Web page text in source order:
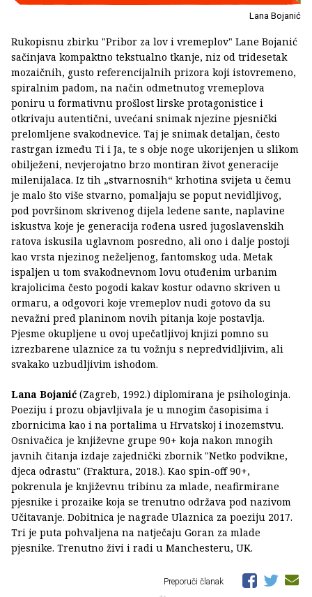
Lana Bojanić
Rukopisnu zbirku "Pribor za lov i vremeplov" Lane Bojanić
sačinjava kompaktno tekstualno tkanje, niz od tridesetak
mozaičnih, gusto referencijalnih prizora koji istovremeno,
spiralnim padom, na način odmetnutog vremeplova
poniru u formativnu prošlost lirske protagonistice i
otkrivaju autentični, uvećani snimak njezine pjesnički
prelomljene svakodnevice. Taj je snimak detaljan, često
rastrgan između Ti i Ja, te s obje noge ukorijenjen u slikom
obilježeni, nevjerojatno brzo montiran život generacije
milenijalaca. Iz tih „stvarnosnih“ krhotina svijeta u čemu
je malo što više stvarno, pomaljaju se poput nevidljivog,
pod površinom skrivenog dijela ledene sante, naplavine
iskustva koje je generacija rođena usred jugoslavenskih
ratova iskusila uglavnom posredno, ali ono i dalje postoji
kao vrsta njezinog neželjenog, fantomskog uda. Metak
ispaljen u tom svakodnevnom lovu otuđenim urbanim
krajolicima često pogodi kakav kostur odavno skriven u
ormaru, a odgovori koje vremeplov nudi gotovo da su
nevažni pred planinom novih pitanja koje postavlja.
Pjesme okupljene u ovoj upečatljivoj knjizi pomno su
izrezbarene ulaznice za tu vožnju s nepredvidljivim, ali
svakako uzbudljivim ishodom.
Lana Bojanić (Zagreb, 1992.) diplomirana je psihologinja.
Poeziju i prozu objavljivala je u mnogim časopisima i
zbornicima kao i na portalima u Hrvatskoj i inozemstvu.
Osnivačica je književne grupe 90+ koja nakon mnogih
javnih čitanja izdaje zajednički zbornik "Netko podvikne,
djeca odrastu" (Fraktura, 2018.). Kao spin-off 90+,
pokrenula je književnu tribinu za mlade, neafirmirane
pjesnike i prozaike koja se trenutno održava pod nazivom
Učitavanje. Dobitnica je nagrade Ulaznica za poeziju 2017.
Tri je puta pohvaljena na natječaju Goran za mlade
pjesnike. Trenutno živi i radi u Manchesteru, UK.
Preporuči članak